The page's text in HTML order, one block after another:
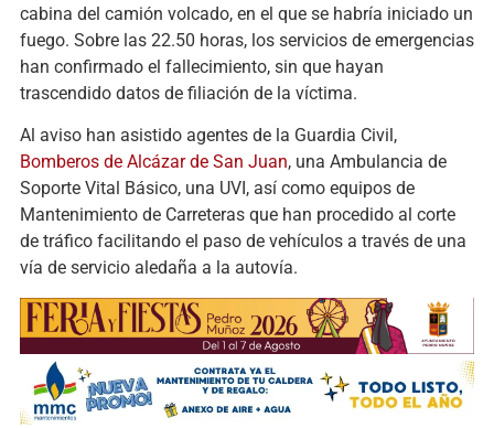
cabina del camión volcado, en el que se habría iniciado un
fuego. Sobre las 22.50 horas, los servicios de emergencias
han confirmado el fallecimiento, sin que hayan
trascendido datos de filiación de la víctima.
Al aviso han asistido agentes de la Guardia Civil,
Bomberos de Alcázar de San Juan, una Ambulancia de
Soporte Vital Básico, una UVI, así como equipos de
Mantenimiento de Carreteras que han procedido al corte
de tráfico facilitando el paso de vehículos a través de una
vía de servicio aledaña a la autovía.